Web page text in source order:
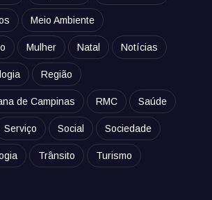
Meio Ambiente
Mulher Natal Notícias
Região
de Campinas RMC Saúde
Serviço Social Sociedade
Trânsito Turismo